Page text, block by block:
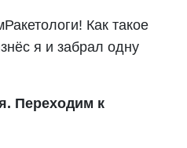
Как такое
я и забрал одну
Переходим к